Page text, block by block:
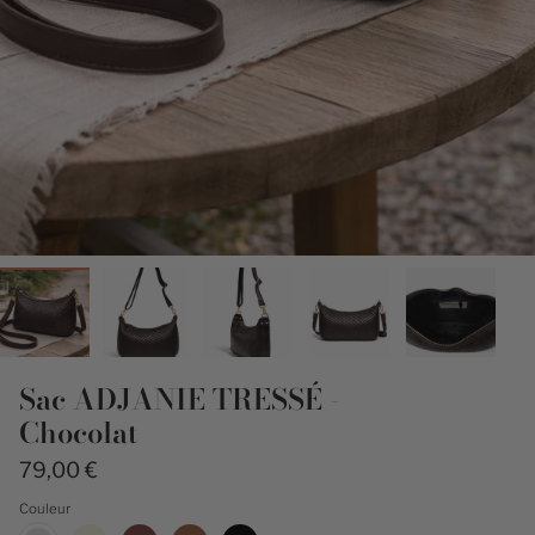
Sac ADJANIE TRESSÉ -
Chocolat
79,00 €
Couleur